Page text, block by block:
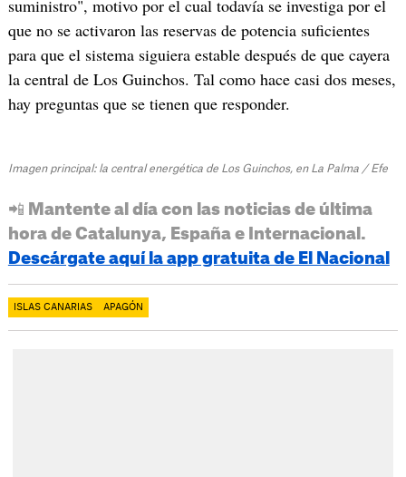
suministro", motivo por el cual todavía se investiga por el
que no se activaron las reservas de potencia suficientes
para que el sistema siguiera estable después de que cayera
la central de Los Guinchos. Tal como hace casi dos meses,
hay preguntas que se tienen que responder.
Imagen principal: la central energética de Los Guinchos, en La Palma / Efe
📲 Mantente al día con las noticias de última
hora de Catalunya, España e Internacional.
Descárgate aquí la app gratuita de El Nacional
ISLAS CANARIAS APAGÓN